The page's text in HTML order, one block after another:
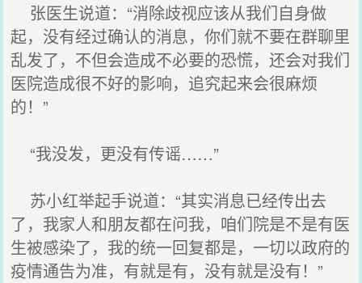
张医生说道：“消除歧视应该从我们自身做
起，没有经过确认的消息，你们就不要在群聊里
乱发了，不但会造成不必要的恐慌，还会对我们
医院造成很不好的影响，追究起来会很麻烦
的！”
“我没发，更没有传谣……”
苏小红举起手说道：“其实消息已经传出去
了，我家人和朋友都在问我，咱们院是不是有医
生被感染了，我的统一回复都是，一切以政府的
疫情通告为准，有就是有，没有就是没有！”